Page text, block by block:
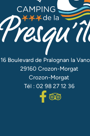
16 Boulevard de Pralognan la
29160 Crozon-Morgat
Crozon-Morgat
Tél : 02 98 27 12 36